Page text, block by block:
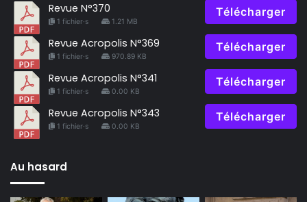
Revue N°370
1 fichier·s 1.21 MB
Télécharger
Revue Acropolis N°369
1 fichier·s 970.89 KB
Télécharger
Revue Acropolis N°341
1 fichier·s 0.00 KB
Télécharger
Revue Acropolis N°343
1 fichier·s 0.00 KB
Télécharger
Au hasard